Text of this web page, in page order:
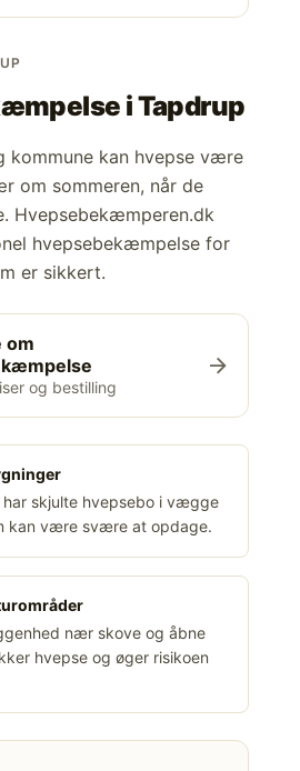
iTapdrup
kommune kan hvepse være
om sommeren, når de
Hvepsebekæmperen.dk
hvepsebekæmpelse for
er sikkert.
om
og bestilling
arrow_forward
har skjulte hvepsebo i vægge
kan være svære at opdage.
nær skove og åbne
hvepse og øger risikoen